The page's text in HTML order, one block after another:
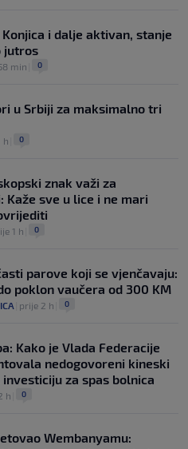
i dalje aktivan, stanje
jutros
min 0
u Srbiji za maksimalno tri
h 0
znak važi za
Kaže sve u lice i ne mari
1 h 0
parove koji se vjenčavaju:
poklon vaučera od 300 KM
prije 2 h 0
Kako je Vlada Federacije
nedogovoreni kineski
za spas bolnica
h 0
Wembanyamu: